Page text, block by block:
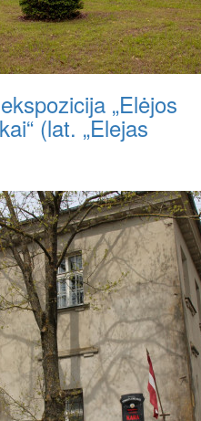
„Elėjos
(lat. „Elejas